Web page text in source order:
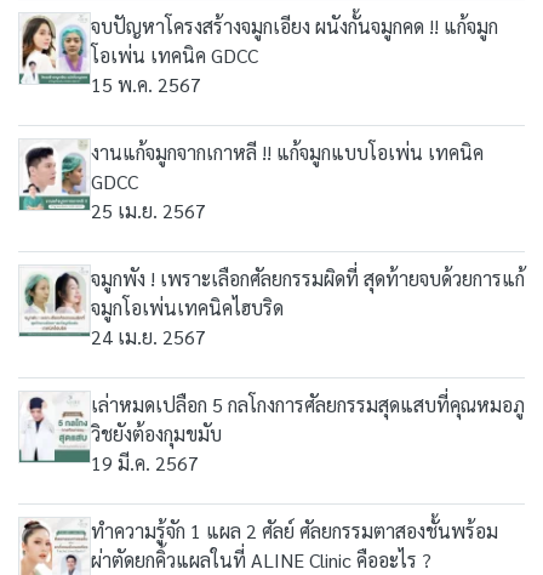
จบปัญหาโครงสร้างจมูกเอียง ผนังกั้นจมูกคด !! แก้จมูก
โอเพ่น เทคนิค GDCC
15 พ.ค. 2567
งานแก้จมูกจากเกาหลี !! แก้จมูกแบบโอเพ่น เทคนิค
GDCC
25 เม.ย. 2567
จมูกพัง ! เพราะเลือกศัลยกรรมผิดที่ สุดท้ายจบด้วยการแก้
จมูกโอเพ่นเทคนิคไฮบริด
24 เม.ย. 2567
เล่าหมดเปลือก 5 กลโกงการศัลยกรรมสุดแสบที่คุณหมอภู
วิชยังต้องกุมขมับ
19 มี.ค. 2567
ทำความรู้จัก 1 แผล 2 ศัลย์ ศัลยกรรมตาสองชั้นพร้อม
ผ่าตัดยกคิ้วแผลในที่ ALINE Clinic คืออะไร ?